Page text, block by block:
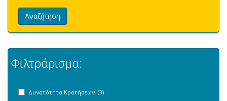
Αναζήτηση
Φιλτράρισμα:
Δυνατότητα Κρατήσεων (3)